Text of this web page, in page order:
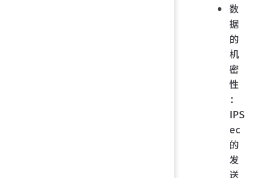
数
据
的
机
密
性
：
IPS
ec
的
发
送